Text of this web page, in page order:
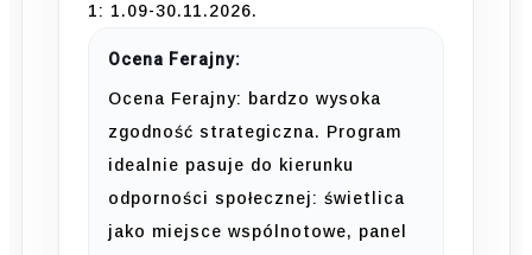
1: 1.09-30.11.2026.
Ocena Ferajny:
Ocena Ferajny: bardzo wysoka
zgodność strategiczna. Program
idealnie pasuje do kierunku
odporności społecznej: świetlica
jako miejsce wspólnotowe, panel